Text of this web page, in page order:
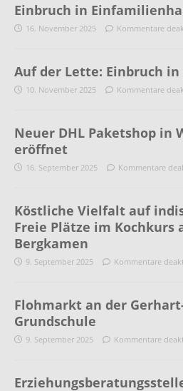
Einbruch in
16. November 2025 Kommentare
Auf der Lette: Einbruch
10. November 2025 Kommentare
Neuer DHL Paketshop in
eröffnet
16. September 2025 Kommentare
Köstliche Vielfalt auf
Freie Plätze im Kochkurs
Bergkamen
9. September 2025 Kommentare
Flohmarkt an der
Grundschule
9. September 2025 Kommentare